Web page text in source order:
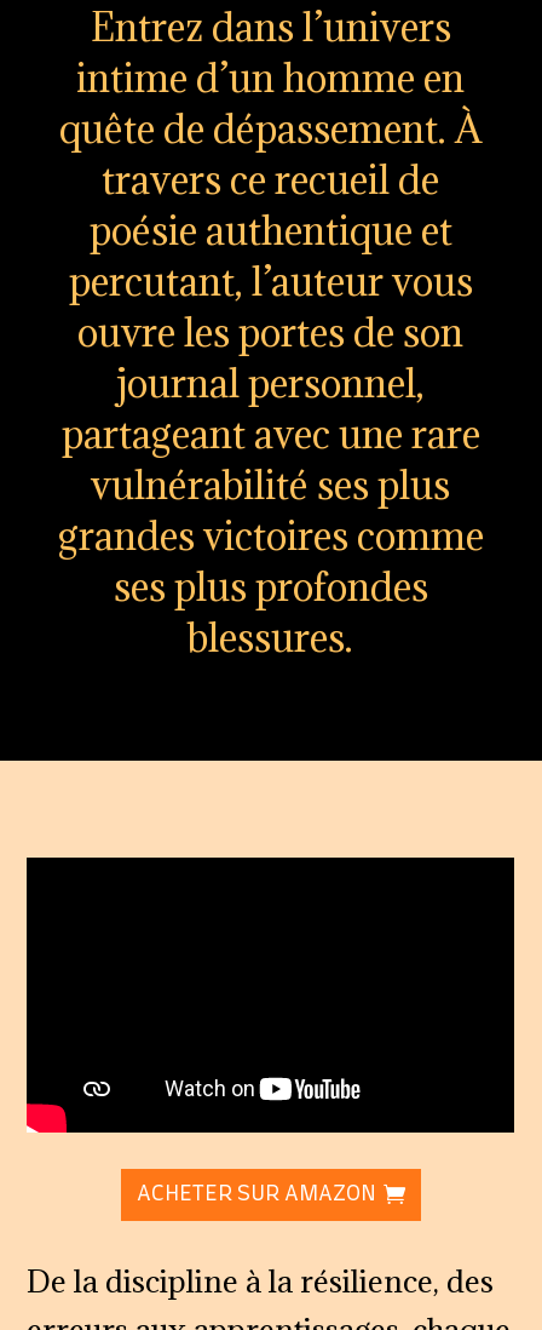
Entrez dans l’univers
intime d’un homme en
quête de dépassement. À
travers ce recueil de
poésie authentique et
percutant, l’auteur vous
ouvre les portes de son
journal personnel,
partageant avec une rare
vulnérabilité ses plus
grandes victoires comme
ses plus profondes
blessures.
ACHETER SUR AMAZON
De la discipline à la résilience, des